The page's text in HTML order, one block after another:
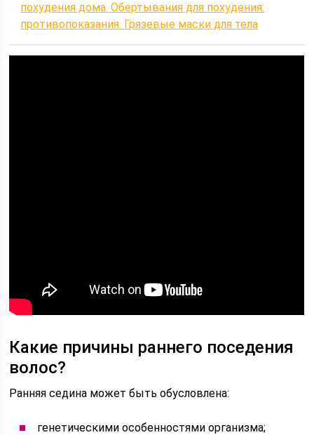
похудения дома. Обертывания для похудения:
противопоказания. Грязевые маски для тела
Какие причины раннего поседения
волос?
Ранняя седина может быть обусловлена:
генетическими особенностями организма;